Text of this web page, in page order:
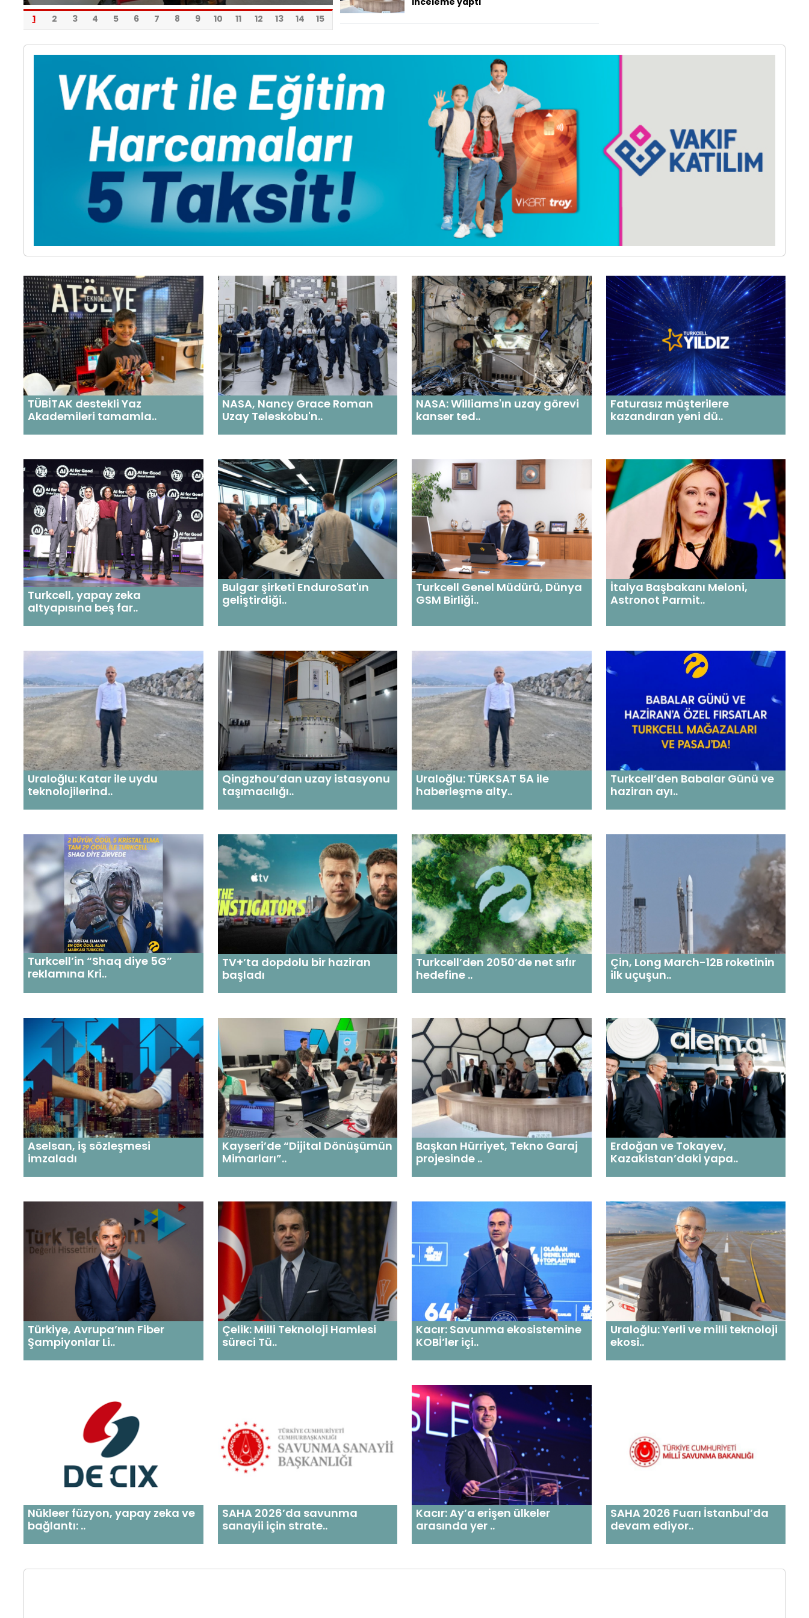
1 2 3 4 5 6 7 8 9 10 11 12 13 14 15
TÜBİTAK destekli Yaz
Akademileri tamamla..
NASA, Nancy Grace Roman
Uzay Teleskobu'n..
NASA: Williams'ın uzay görevi
kanser ted..
Faturasız müşterilere
kazandıran yeni dü..
Turkcell, yapay zeka
altyapısına beş far..
Bulgar şirketi EnduroSat'ın
geliştirdiği..
Turkcell Genel Müdürü, Dünya
GSM Birliği..
İtalya Başbakanı Meloni,
Astronot Parmit..
Uraloğlu: Katar ile uydu
teknolojilerind..
Qingzhou’dan uzay istasyonu
taşımacılığı..
Uraloğlu: TÜRKSAT 5A ile
haberleşme alty..
Turkcell’den Babalar Günü ve
haziran ayı..
Turkcell’in “Shaq diye 5G”
reklamına Kri..
TV+’ta dopdolu bir haziran
başladı
Turkcell’den 2050’de net sıfır
hedefine ..
Çin, Long March-12B roketinin
ilk uçuşun..
Aselsan, iş sözleşmesi
imzaladı
Kayseri’de “Dijital Dönüşümün
Mimarları”..
Başkan Hürriyet, Tekno Garaj
projesinde ..
Erdoğan ve Tokayev,
Kazakistan’daki yapa..
Türkiye, Avrupa’nın Fiber
Şampiyonlar Li..
Çelik: Milli Teknoloji Hamlesi
süreci Tü..
Kacır: Savunma ekosistemine
KOBİ’ler içi..
Uraloğlu: Yerli ve milli teknoloji
ekosi..
Nükleer füzyon, yapay zeka ve
bağlantı: ..
SAHA 2026’da savunma
sanayii için strate..
Kacır: Ay’a erişen ülkeler
arasında yer ..
SAHA 2026 Fuarı İstanbul’da
devam ediyor..